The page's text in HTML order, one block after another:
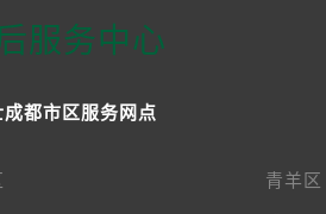
服务中心
成都市区服务网点
青羊区